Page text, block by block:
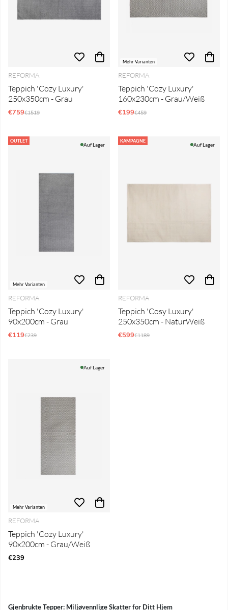
REFORMA
Teppich 'Cozy Luxury'
250x350cm - Grau
€759Regulärer Preis:
€1519
Mehr Varianten
REFORMA
Teppich 'Cozy Luxury'
160x230cm - Grau/Weiß
€199Regulärer Preis:
€459
OUTLET
Mehr Varianten
Auf Lager
REFORMA
Teppich 'Cozy Luxury'
90x200cm - Grau
€119Regulärer Preis:
€239
KAMPAGNE
Auf Lager
REFORMA
Teppich 'Cosy Luxury'
250x350cm - NaturWeiß
€599Regulärer Preis:
€1189
Mehr Varianten
Auf Lager
REFORMA
Teppich 'Cozy Luxury'
90x200cm - Grau/Weiß
€239
Gjenbrukte Tepper: Miljøvennlige Skatter for Ditt Hjem